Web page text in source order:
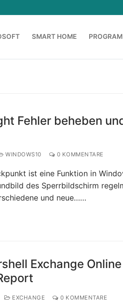
SMART HOME
Fehler beheben
WINDOWS10 0 KOMMENTARE
ist eine Funktion in
des Sperrbildschirm
und neue……
Exchange Online
EXCHANGE 0 KOMMENTARE